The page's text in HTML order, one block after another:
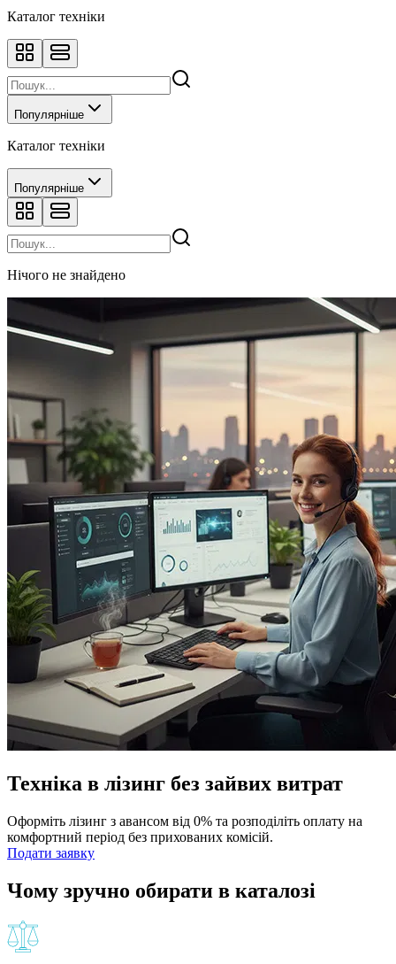
Каталог техніки
Популярніше
Каталог техніки
Популярніше
Нічого не знайдено
Техніка в лізинг без зайвих витрат
Оформіть лізинг з авансом від 0% та розподіліть оплату на
комфортний період без прихованих комісій.
Подати заявку
Чому зручно обирати в каталозі